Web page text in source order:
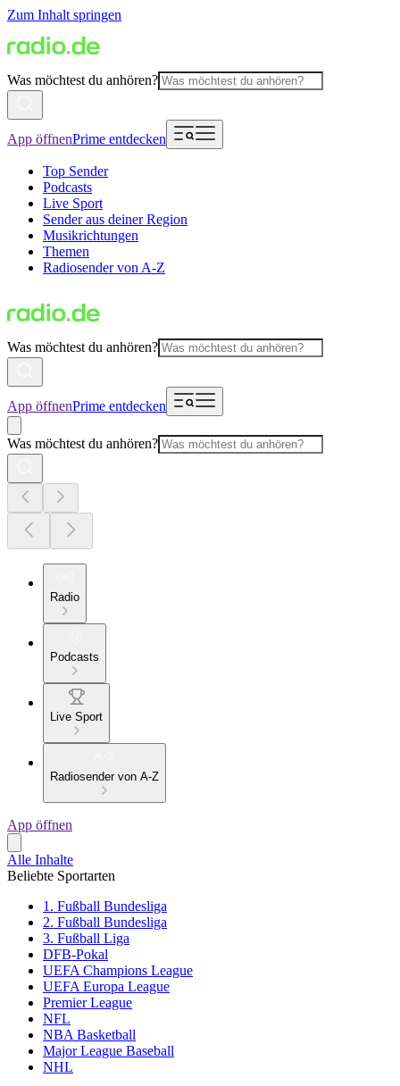
Zum Inhalt springen
Was möchtest du anhören?
App öffnenPrime entdecken
Top Sender
Podcasts
Live Sport
Sender aus deiner Region
Musikrichtungen
Themen
Radiosender von A-Z
Was möchtest du anhören?
App öffnenPrime entdecken
Was möchtest du anhören?
Radio
Podcasts
Live Sport
Radiosender von A-Z
App öffnen
Alle Inhalte
Beliebte Sportarten
1. Fußball Bundesliga
2. Fußball Bundesliga
3. Fußball Liga
DFB-Pokal
UEFA Champions League
UEFA Europa League
Premier League
NFL
NBA Basketball
Major League Baseball
NHL